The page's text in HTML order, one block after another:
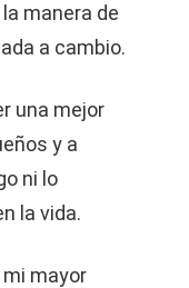
manera de
a cambio.
una mejor
y a
ni lo
la vida.
mayor